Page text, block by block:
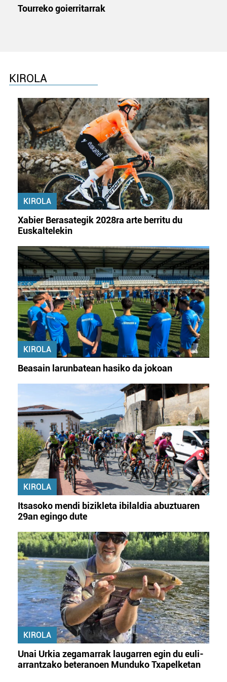
Tourreko goierritarrak
KIROLA
KIROLA
Xabier Berasategik 2028ra arte berritu du
Euskaltelekin
KIROLA
Beasain larunbatean hasiko da jokoan
KIROLA
Itsasoko mendi bizikleta ibilaldia abuztuaren
29an egingo dute
KIROLA
Unai Urkia zegamarrak laugarren egin du euli-
arrantzako beteranoen Munduko Txapelketan